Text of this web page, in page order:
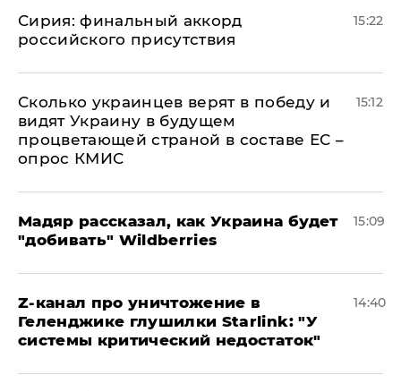
​Сирия: финальный аккорд
российского присутствия
15:22
Сколько украинцев верят в победу и
видят Украину в будущем
процветающей страной в составе ЕС –
опрос КМИС
15:12
Мадяр рассказал, как Украина будет
"добивать" Wildberries
15:09
Z-канал про уничтожение в
Геленджике глушилки Starlink: "У
системы критический недостаток"
14:40